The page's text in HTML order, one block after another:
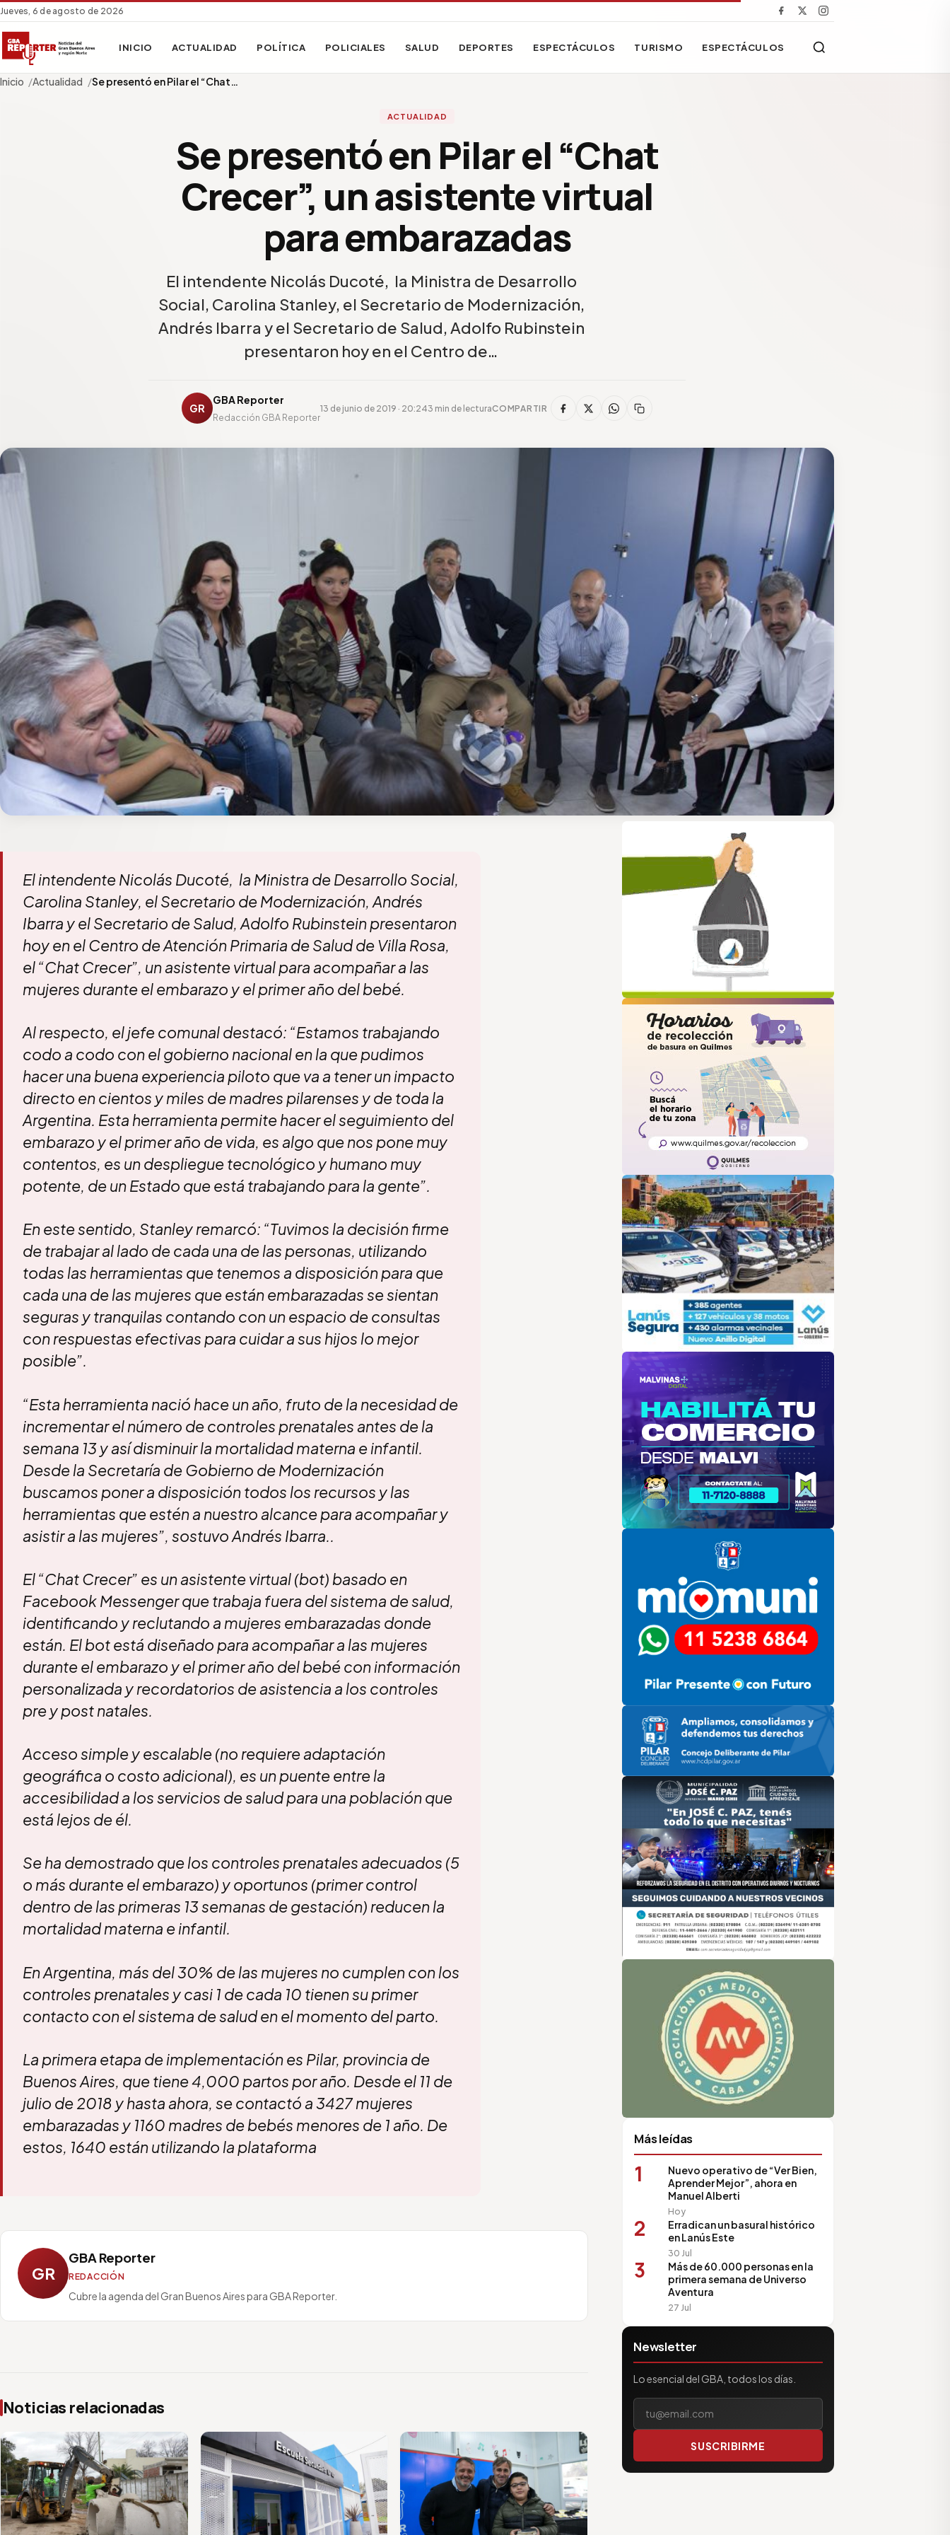
Jueves, 6 de agosto de 2026
INICIO ACTUALIDAD POLÍTICA POLICIALES SALUD DEPORTES ESPECTÁCULOS TURISMO ESPECTÁCULOS
Inicio Actualidad Se presentó en Pilar el “Chat…
ACTUALIDAD
Se presentó en Pilar el “Chat
Crecer”, un asistente virtual
para embarazadas
El intendente Nicolás Ducoté, la Ministra de Desarrollo
Social, Carolina Stanley, el Secretario de Modernización,
Andrés Ibarra y el Secretario de Salud, Adolfo Rubinstein
presentaron hoy en el Centro de…
GR
GBA Reporter
Redacción GBA Reporter
13 de junio de 2019 · 20:243 min de lecturaCOMPARTIR
El intendente Nicolás Ducoté, la Ministra de Desarrollo Social,
Carolina Stanley, el Secretario de Modernización, Andrés
Ibarra y el Secretario de Salud, Adolfo Rubinstein presentaron
hoy en el Centro de Atención Primaria de Salud de Villa Rosa,
el “Chat Crecer”, un asistente virtual para acompañar a las
mujeres durante el embarazo y el primer año del bebé.
Al respecto, el jefe comunal destacó: “Estamos trabajando
codo a codo con el gobierno nacional en la que pudimos
hacer una buena experiencia piloto que va a tener un impacto
directo en cientos y miles de madres pilarenses y de toda la
Argentina. Esta herramienta permite hacer el seguimiento del
embarazo y el primer año de vida, es algo que nos pone muy
contentos, es un despliegue tecnológico y humano muy
potente, de un Estado que está trabajando para la gente”.
En este sentido, Stanley remarcó: “Tuvimos la decisión firme
de trabajar al lado de cada una de las personas, utilizando
todas las herramientas que tenemos a disposición para que
cada una de las mujeres que están embarazadas se sientan
seguras y tranquilas contando con un espacio de consultas
con respuestas efectivas para cuidar a sus hijos lo mejor
posible”.
“Esta herramienta nació hace un año, fruto de la necesidad de
incrementar el número de controles prenatales antes de la
semana 13 y así disminuir la mortalidad materna e infantil.
Desde la Secretaría de Gobierno de Modernización
buscamos poner a disposición todos los recursos y las
herramientas que estén a nuestro alcance para acompañar y
asistir a las mujeres”, sostuvo Andrés Ibarra..
El “Chat Crecer” es un asistente virtual (bot) basado en
Facebook Messenger que trabaja fuera del sistema de salud,
identificando y reclutando a mujeres embarazadas donde
están. El bot está diseñado para acompañar a las mujeres
durante el embarazo y el primer año del bebé con información
personalizada y recordatorios de asistencia a los controles
pre y post natales.
Acceso simple y escalable (no requiere adaptación
geográfica o costo adicional), es un puente entre la
accesibilidad a los servicios de salud para una población que
está lejos de él.
Se ha demostrado que los controles prenatales adecuados (5
o más durante el embarazo) y oportunos (primer control
dentro de las primeras 13 semanas de gestación) reducen la
mortalidad materna e infantil.
En Argentina, más del 30% de las mujeres no cumplen con los
controles prenatales y casi 1 de cada 10 tienen su primer
contacto con el sistema de salud en el momento del parto.
La primera etapa de implementación es Pilar, provincia de
Buenos Aires, que tiene 4,000 partos por año. Desde el 11 de
julio de 2018 y hasta ahora, se contactó a 3427 mujeres
embarazadas y 1160 madres de bebés menores de 1 año. De
estos, 1640 están utilizando la plataforma
GR
GBA Reporter
REDACCIÓN
Cubre la agenda del Gran Buenos Aires para GBA Reporter.
Noticias relacionadas
quilmes
LANUS
malvinas
Pilar
Pilar HCD
Asociación de Medios Vecinales
Más leídas
1
Nuevo operativo de “Ver Bien,
Aprender Mejor”, ahora en
Manuel Alberti
Hoy
2
Erradican un basural histórico
en Lanús Este
30 Jul
3
Más de 60.000 personas en la
primera semana de Universo
Aventura
27 Jul
Newsletter
Lo esencial del GBA, todos los días.
Tu correo electrónico
SUSCRIBIRME